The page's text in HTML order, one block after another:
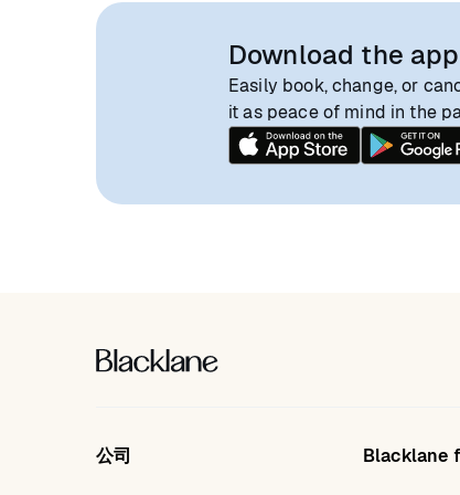
Download the app
Easily book, change, or
it as peace of mind in the
公司 Blacklane